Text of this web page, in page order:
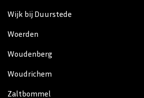
Wijk bij Duurstede
Woerden
Woudenberg
Woudrichem
Zaltbommel